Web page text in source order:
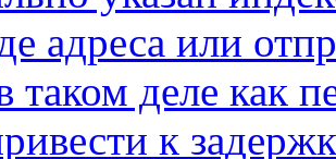
адреса или
таком деле как
к